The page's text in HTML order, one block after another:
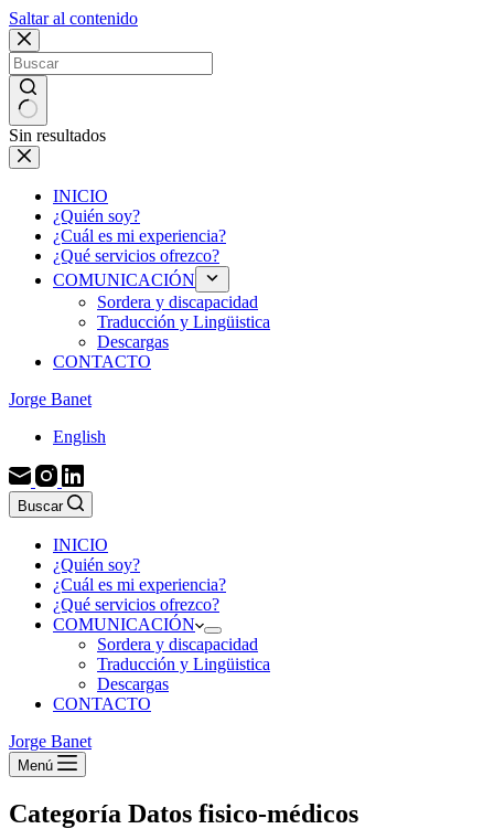
Saltar al contenido
Sin resultados
INICIO
¿Quién soy?
¿Cuál es mi experiencia?
¿Qué servicios ofrezco?
COMUNICACIÓN
Sordera y discapacidad
Traducción y Lingüistica
Descargas
CONTACTO
Jorge Banet
English
Buscar
INICIO
¿Quién soy?
¿Cuál es mi experiencia?
¿Qué servicios ofrezco?
COMUNICACIÓN
Sordera y discapacidad
Traducción y Lingüistica
Descargas
CONTACTO
Jorge Banet
Menú
Categoría Datos fisico-médicos